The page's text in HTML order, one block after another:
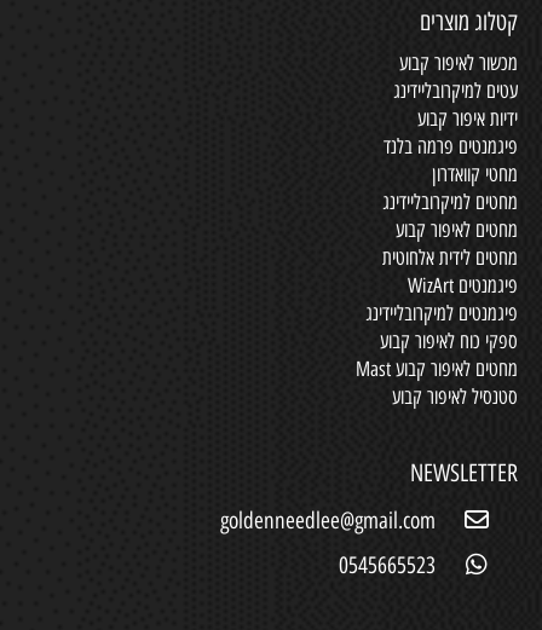
קטלוג מוצרים
מכשור לאיפור קבוע
עטים למיקרובליידינג
ידיות איפור קבוע
פיגמנטים פרמה בלנד
מחטי קוואדרון
מחטים למיקרובליידינג
מחטים לאיפור קבוע
מחטים לידית אלחוטית
פיגמנטים WizArt
פיגמנטים למיקרובליידינג
ספקי כוח לאיפור קבוע
מחטים לאיפור קבוע Mast
סטנסיל לאיפור קבוע
NEWSLETTER
goldenneedlee@gmail.com
0545665523